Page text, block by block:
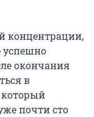
концентрации,
успешно
окончания
в
почти сто